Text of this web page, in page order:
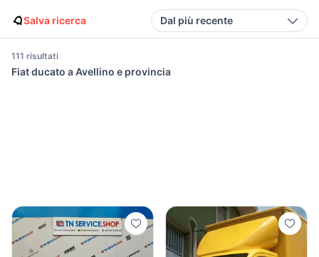
Salva ricerca Dal più recente
111 risultati
Fiat ducato a Avellino e provincia